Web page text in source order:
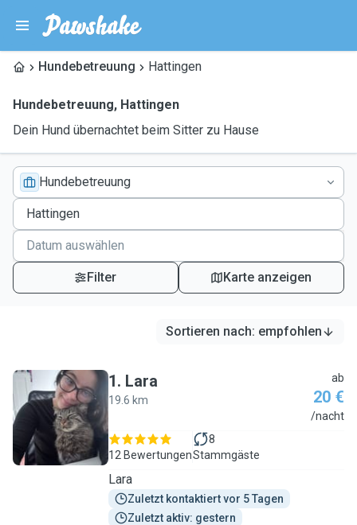
Hundebetreuung Hattingen
Hundebetreuung, Hattingen
Dein Hund übernachtet beim Sitter zu Hause
Hundebetreuung
Filter Karte anzeigen
Sortieren nach: empfohlen
L
1. Lara
19.6 km
ab
20 €
/nacht
12 Bewertungen
8
Stammgäste
Lara
Zuletzt kontaktiert vor 5 Tagen
Zuletzt aktiv: gestern